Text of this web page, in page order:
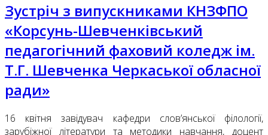
Зустріч з випускниками КНЗФПО
«Корсунь-Шевченківський
педагогічний фаховий коледж ім.
Т.Г. Шевченка Черкаської обласної
ради»
16 квітня завідувач кафедри слов’янської філології,
зарубіжної літератури та методики навчання, доцент